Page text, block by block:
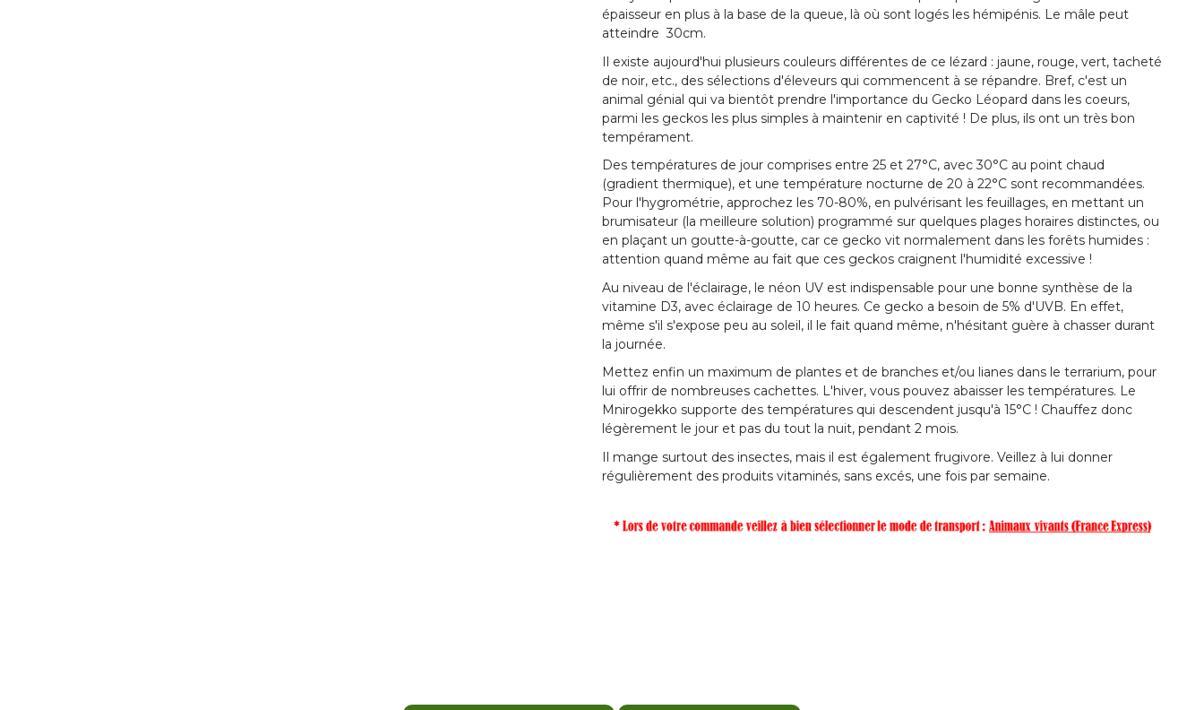
épaisseur en plus à la base de la queue, là où sont logés les hémipénis. Le mâle peut
atteindre 30cm.
Il existe aujourd'hui plusieurs couleurs différentes de ce lézard : jaune, rouge, vert, tacheté
de noir, etc., des sélections d'éleveurs qui commencent à se répandre. Bref, c'est un
animal génial qui va bientôt prendre l'importance du Gecko Léopard dans les coeurs,
parmi les geckos les plus simples à maintenir en captivité ! De plus, ils ont un très bon
tempérament.
Des températures de jour comprises entre 25 et 27°C, avec 30°C au point chaud
(gradient thermique), et une température nocturne de 20 à 22°C sont recommandées.
Pour l'hygrométrie, approchez les 70-80%, en pulvérisant les feuillages, en mettant un
brumisateur (la meilleure solution) programmé sur quelques plages horaires distinctes, ou
en plaçant un goutte-à-goutte, car ce gecko vit normalement dans les forêts humides :
attention quand même au fait que ces geckos craignent l'humidité excessive !
Au niveau de l'éclairage, le néon UV est indispensable pour une bonne synthèse de la
vitamine D3, avec éclairage de 10 heures. Ce gecko a besoin de 5% d'UVB. En effet,
même s'il s'expose peu au soleil, il le fait quand même, n'hésitant guère à chasser durant
la journée.
Mettez enfin un maximum de plantes et de branches et/ou lianes dans le terrarium, pour
lui offrir de nombreuses cachettes. L'hiver, vous pouvez abaisser les températures. Le
Mnirogekko supporte des températures qui descendent jusqu'à 15°C ! Chauffez donc
légèrement le jour et pas du tout la nuit, pendant 2 mois.
Il mange surtout des insectes, mais il est également frugivore. Veillez à lui donner
régulièrement des produits vitaminés, sans excés, une fois par semaine.